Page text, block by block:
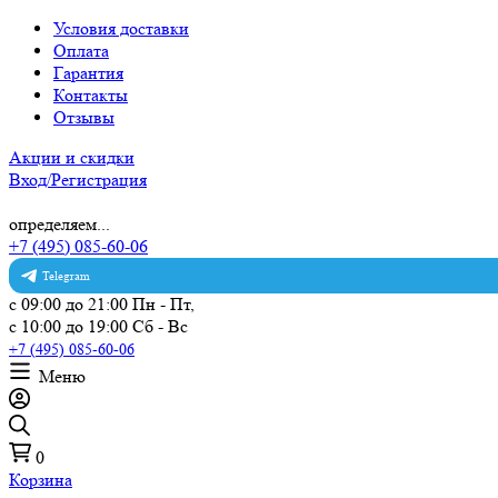
Условия доставки
Оплата
Гарантия
Контакты
Отзывы
Акции и скидки
Вход/Регистрация
определяем...
+7 (495) 085-60-06
Telegram
с 09:00 до 21:00 Пн - Пт,
с 10:00 до 19:00 Сб - Вс
+7 (495) 085-60-06
Меню
0
Корзина